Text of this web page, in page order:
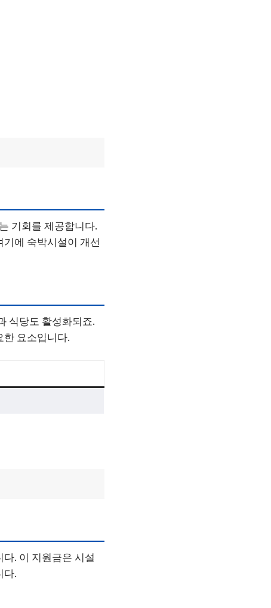
기회를 제공합니다.
에 숙박시설이 개선
식당도 활성화되죠.
한 요소입니다.
. 이 지원금은 시설
다.